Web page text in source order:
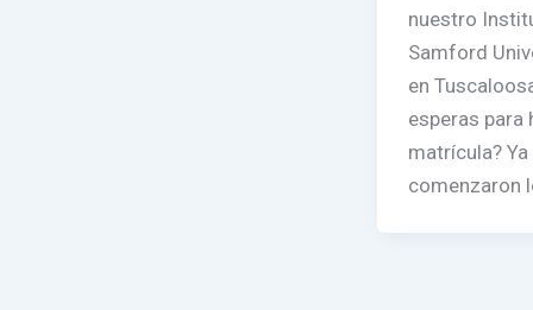
nuestro
Samford
en
esperas para
matrícula? Ya
comenzaron